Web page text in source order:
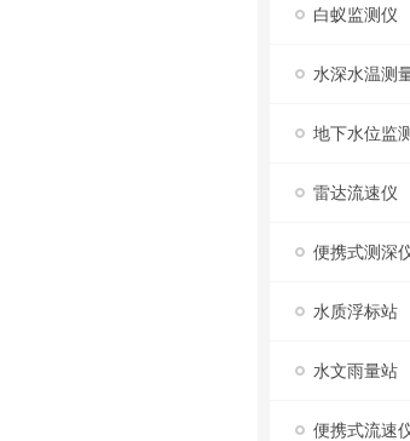
白蚁监测仪
水深水温测
地下水位监
雷达流速仪
便携式测深
水质浮标站
水文雨量站
便携式流速